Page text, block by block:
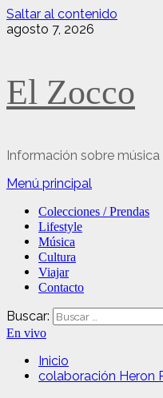
Saltar al contenido
agosto 7, 2026
El Zocco
Información sobre
Menú principal
Colecciones / Prendas
Lifestyle
Música
Cultura
Viajar
Contacto
Buscar:
En vivo
Inicio
colaboración Heron